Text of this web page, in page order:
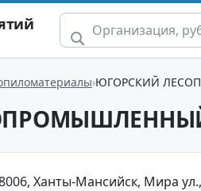
ЮГОРСКИЙ
Ханты-Мансийск, Мира